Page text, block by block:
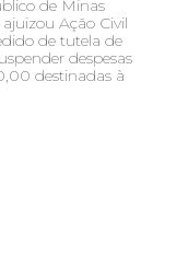
de Minas
Ação Civil
de tutela de
despesas
destinadas à